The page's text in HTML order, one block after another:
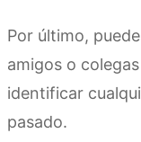
Por último,
amigos o
identificar
pasado.